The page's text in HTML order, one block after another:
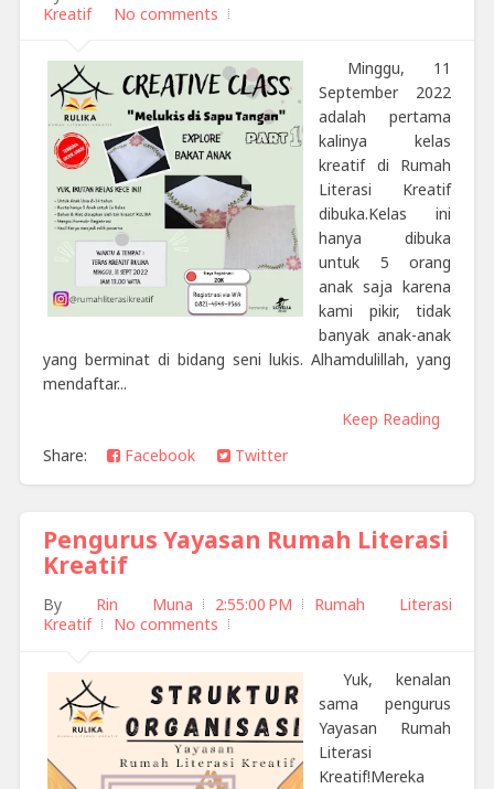
Kreatif
No comments
Minggu, 11
September 2022
adalah pertama
kalinya kelas
kreatif di Rumah
Literasi Kreatif
dibuka.Kelas ini
hanya dibuka
untuk 5 orang
anak saja karena
kami pikir, tidak
banyak anak-anak
yang berminat di bidang seni lukis. Alhamdulillah, yang
mendaftar...
Keep Reading
Share:
Facebook Twitter
Pengurus Yayasan Rumah Literasi
Kreatif
By Rin Muna 2:55:00 PM
Rumah Literasi
Kreatif
No comments
Yuk, kenalan
sama pengurus
Yayasan Rumah
Literasi
Kreatif!Mereka